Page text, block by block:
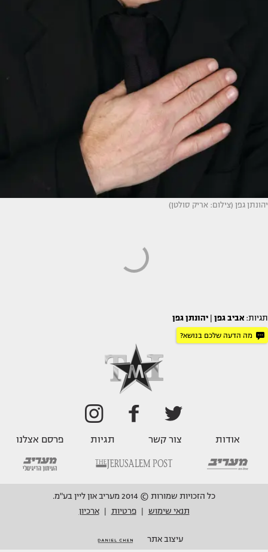
יהונתן גפן (צילום: אריק סולטן)
תגיות: אביב גפן יהונתן גפן
מה הדעה שלכם בנושא?
אודות צור קשר תגיות פרסם אצלנו
כל הזכויות שמורות © 2014 מעריב און ליין בע"מ.
תנאי שימוש
פרטיות ארכיון
עיצוב אתר